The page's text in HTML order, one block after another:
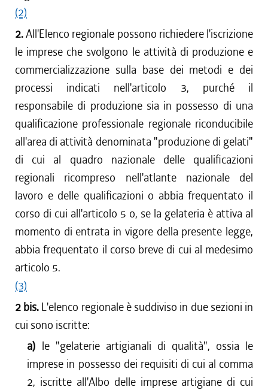
(2)
2.All'Elenco regionale possono richiedere l'iscrizione
le imprese che svolgono le attività di produzione e
commercializzazione sulla base dei metodi e dei
processi indicati nell'articolo 3, purché il
responsabile di produzione sia in possesso di una
qualificazione professionale regionale riconducibile
all'area di attività denominata "produzione di gelati"
di cui al quadro nazionale delle qualificazioni
regionali ricompreso nell'atlante nazionale del
lavoro e delle qualificazioni o abbia frequentato il
corso di cui all'articolo 5 o, se la gelateria è attiva al
momento di entrata in vigore della presente legge,
abbia frequentato il corso breve di cui al medesimo
articolo 5.
(3)
2 bis. L'elenco regionale è suddiviso in due sezioni in
cui sono iscritte:
a) le "gelaterie artigianali di qualità", ossia le
imprese in possesso dei requisiti di cui al comma
2, iscritte all'Albo delle imprese artigiane di cui